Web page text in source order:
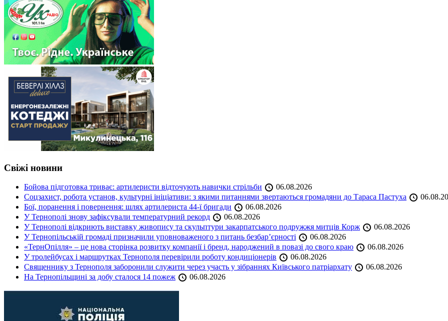
Свіжі новини
Бойова підготовка триває: артилеристи відточують навички стрільби
06.08.2026
Соцзахист, робота установ, культурні ініціативи: з якими питаннями звертаються громадяни до Тараса Пастуха
Бої, поранення і повернення: шлях артилериста 44-ї бригади
06.08.2026
У Тернополі знову зафіксували температурний рекорд
06.08.2026
У Тернополі відкриють виставку живопису та скульптури закарпатського подружжя митців Корж
06.08.2026
У Тернопільській громаді призначили уповноваженого з питань безбар’єрності
06.08.2026
«ТернОпілля» – це нова сторінка розвитку компанії і бренд, народжений в повазі до свого краю
06.08.2026
У тролейбусах і маршрутках Тернополя перевірили роботу кондиціонерів
06.08.2026
Священнику з Тернополя заборонили служити через участь у зібраннях Київського патріархату
06.08.2026
На Тернопільщині за добу сталося 14 пожеж
06.08.2026